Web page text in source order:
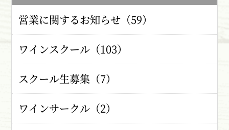
営業に関するお知らせ（59）
ワインスクール（103）
スクール生募集（7）
ワインサークル（2）